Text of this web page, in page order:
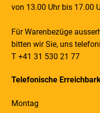
von 13.00 Uhr bis 17.00
Für Warenbezüge
bitten wir Sie, uns
T +41 31 530 21 77
Telefonische
Montag